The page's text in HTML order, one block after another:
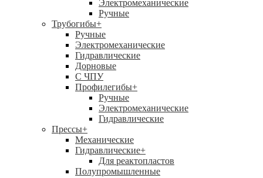
Электромеханические
Ручные
Трубогибы+
Ручные
Электромеханические
Гидравлические
Дорновые
С ЧПУ
Профилегибы+
Ручные
Электромеханические
Гидравлические
Прессы+
Механические
Гидравлические+
Для реактопластов
Полупромышленные